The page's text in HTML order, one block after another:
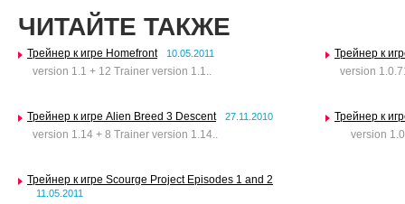
ЧИТАЙТЕ ТАКЖЕ
Трейнер к игре Homefront 10.05.2011
version 1.1 + 12 Trainer version 1.1..
Трейнер к
version
Трейнер к игре Alien Breed 3 Descent 27.11.2010
version 1.14 + 8 Trainer version 1.14..
Трейнер к
version 1.0
Трейнер к игре Scourge Project Episodes 1 and 2
11.05.2011